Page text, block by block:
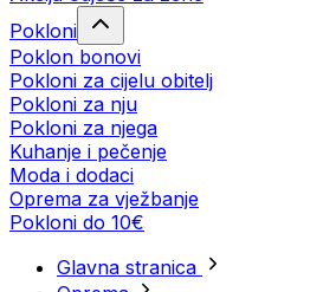
Pokloni
Poklon bonovi
Pokloni za cijelu obitelj
Pokloni za nju
Pokloni za njega
Kuhanje i pečenje
Moda i dodaci
Oprema za vježbanje
Pokloni do 10€
Glavna stranica